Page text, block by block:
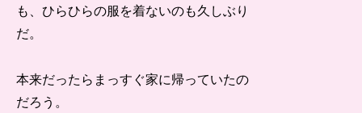
も、ひらひらの服を着ないのも久しぶり
だ。
本来だったらまっすぐ家に帰っていたの
だろう。